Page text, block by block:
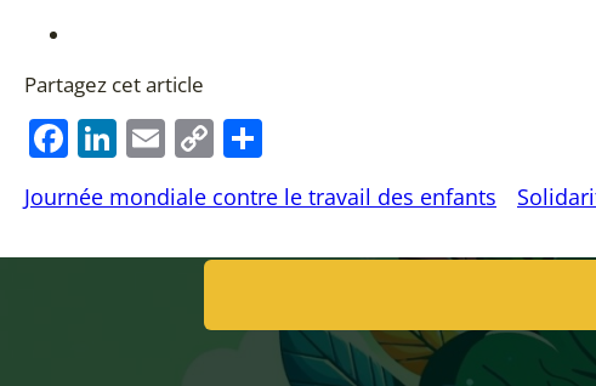
Partagez cet article
F
a
c
e
Li
k
e
E
m
ai
l
C
p
y
n
ar
ta
g
Journée mondiale contre le travail des enfants